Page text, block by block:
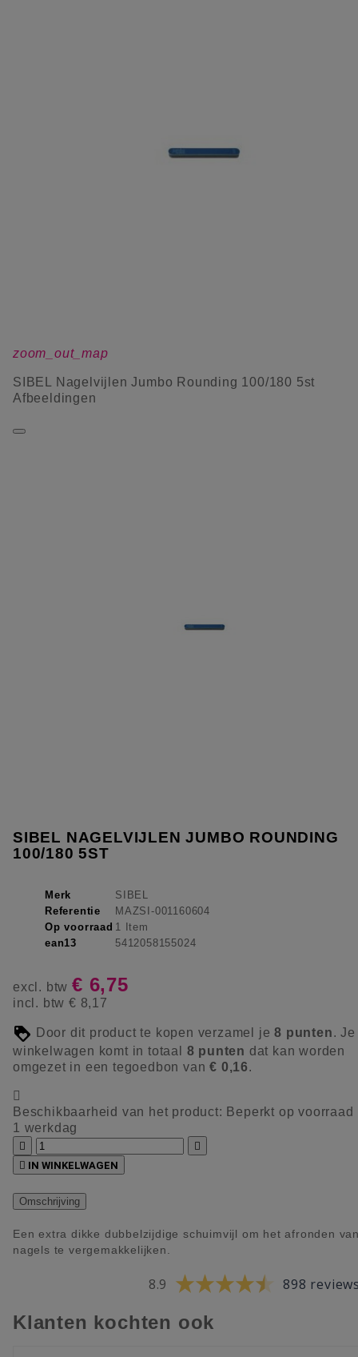
zoom_out_map
SIBEL Nagelvijlen Jumbo Rounding 100/180 5st
Afbeeldingen
SIBEL NAGELVIJLEN JUMBO ROUNDING
100/180 5ST
Merk
SIBEL
Referentie
MAZSI-001160604
Op voorraad 1 Item
ean13
5412058155024
excl. btw € 6,75
incl. btw € 8,17
Door dit product te kopen verzamel je8 punten. Je
winkelwagen komt in totaal 8 punten dat kan worden
omgezet in een tegoedbon van€ 0,16.

Beschikbaarheid van het product: Beperkt op voorraad
1 werkdag


 IN WINKELWAGEN
Omschrijving
Een extra dikke dubbelzijdige schuimvijl om het afronden
nagels te vergemakkelijken.
8.9 898
Klanten kochten ook